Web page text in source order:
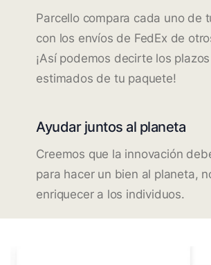
Parcello compara cada uno de
con los envíos de FedEx de
¡Así podemos decirte los
estimados de tu paquete!
Ayudar juntos al planeta
Creemos que la innovación
para hacer un bien al planeta,
enriquecer a los individuos.